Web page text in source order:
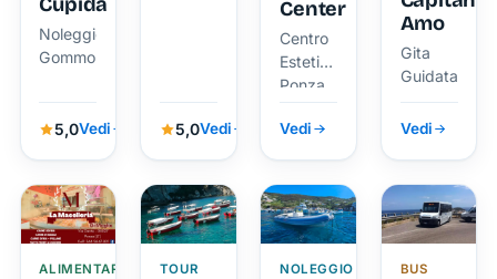
Noleggio
Gommoni
5,0Vedi 5,0Vedi
Center
Centro
Estetico
Ponza
Vedi
Amo
Gita
Guidata
Vedi
ALIMENTARI
TOUR
NOLEGGIO
BUS